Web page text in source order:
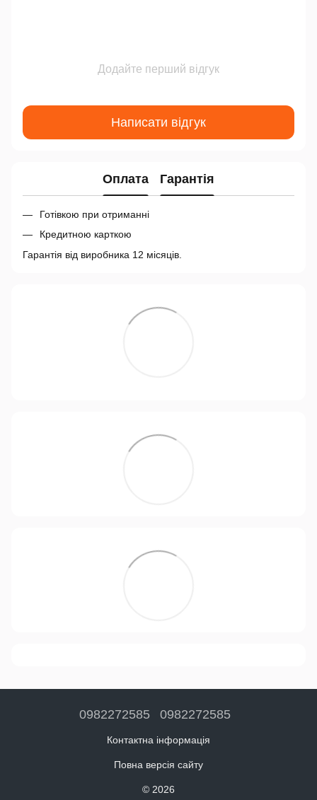
Додайте перший відгук
Написати відгук
Оплата Гарантія
Готівкою при отриманні
Кредитною карткою
Гарантія від виробника 12 місяців.
0982272585 0982272585
Контактна інформація
Повна версія сайту
© 2026